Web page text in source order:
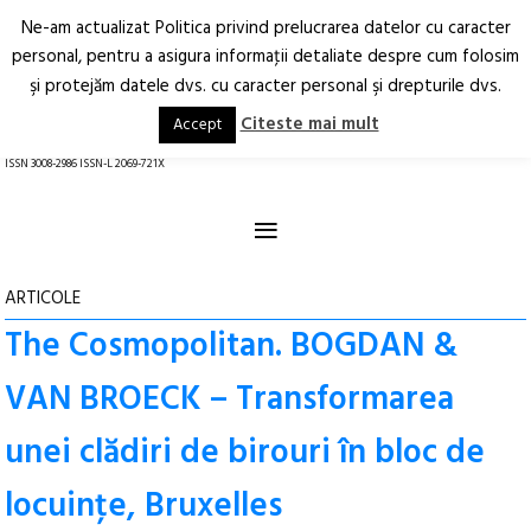
Arhitectură.
Oraș.
RO EN
ISSN 3008-2986 ISSN-L 2069-721X
≡
ARTICOLE
The Cosmopolitan. BOGDAN &
VAN BROECK – Transformarea
unei clădiri de birouri în bloc de
locuinţe, Bruxelles
Ne-am actualizat Politica privind prelucrarea datelor cu caracter
personal, pentru a asigura informaţii detaliate despre cum folosim
şi protejăm datele dvs. cu caracter personal şi drepturile dvs.
Accept Citeste mai mult